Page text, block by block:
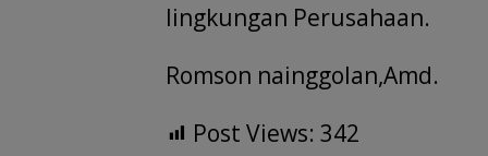
lingkungan Perusahaan.
Romson nainggolan,Amd.
Post Views: 342